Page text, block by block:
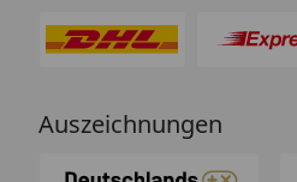
Auszeichnungen